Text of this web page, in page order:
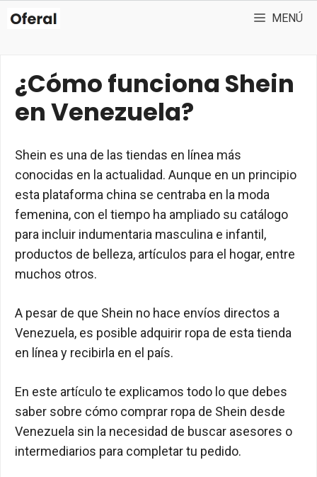
Saltar
MENÚ
¿Cómo funciona Shein
en Venezuela?
Shein es una de las tiendas en línea más
conocidas en la actualidad. Aunque en un principio
esta plataforma china se centraba en la moda
femenina, con el tiempo ha ampliado su catálogo
para incluir indumentaria masculina e infantil,
productos de belleza, artículos para el hogar, entre
muchos otros.
A pesar de que Shein no hace envíos directos a
Venezuela, es posible adquirir ropa de esta tienda
en línea y recibirla en el país.
En este artículo te explicamos todo lo que debes
saber sobre cómo comprar ropa de Shein desde
Venezuela sin la necesidad de buscar asesores o
intermediarios para completar tu pedido.